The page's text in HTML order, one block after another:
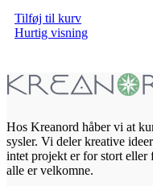
Tilføj til kurv
Hurtig visning
Hos Kreanord håber vi at
sysler. Vi deler kreative
intet projekt er for stort eller
alle er velkomne.